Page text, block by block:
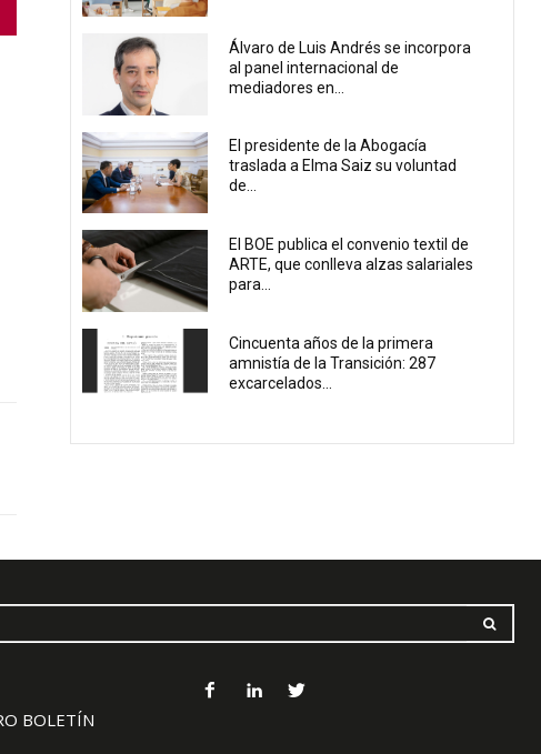
Álvaro de Luis Andrés se incorpora
al panel internacional de
mediadores en...
El presidente de la Abogacía
traslada a Elma Saiz su voluntad
de...
El BOE publica el convenio textil de
ARTE, que conlleva alzas salariales
para...
Cincuenta años de la primera
amnistía de la Transición: 287
excarcelados...
BOLETÍN